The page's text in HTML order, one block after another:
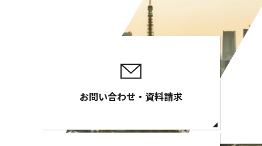
お問い合わせ・資料請求